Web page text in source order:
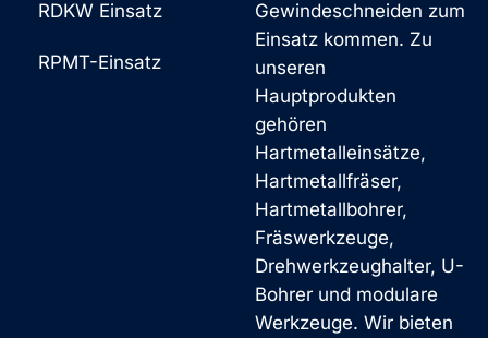
Gewindeschneiden zum
Einsatz kommen. Zu
unseren
Hauptprodukten
gehören
Hartmetalleinsätze,
Hartmetallfräser,
Hartmetallbohrer,
Fräswerkzeuge,
Drehwerkzeughalter, U-
Bohrer und modulare
Werkzeuge. Wir bieten
RDKW Einsatz
RPMT-Einsatz